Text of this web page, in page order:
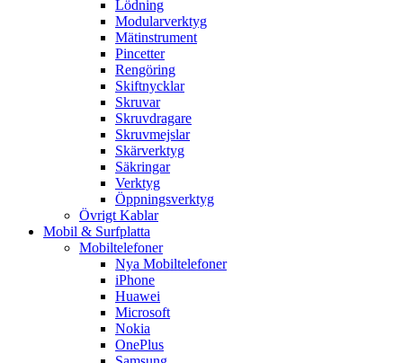
Lödning
Modularverktyg
Mätinstrument
Pincetter
Rengöring
Skiftnycklar
Skruvar
Skruvdragare
Skruvmejslar
Skärverktyg
Säkringar
Verktyg
Öppningsverktyg
Övrigt Kablar
Mobil & Surfplatta
Mobiltelefoner
Nya Mobiltelefoner
iPhone
Huawei
Microsoft
Nokia
OnePlus